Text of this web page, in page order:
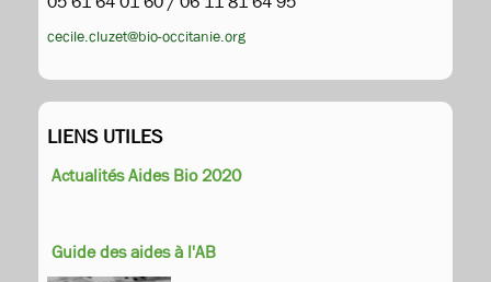
cecile.cluzet@bio-occitanie.org
LIENS UTILES
Actualités Aides Bio 2020
Guide des aides à l'AB